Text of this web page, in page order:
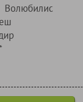
Волюбилис